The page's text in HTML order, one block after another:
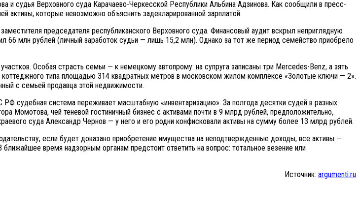
судья Верховного суда Карачаево-Черкесской Республики Альбина Адзинова. Как сообщили в пресс-
которые невозможно объяснить задекларированной зарплатой.
председателя республиканского Верховного суда. Финансовый аудит вскрыл неприглядную
66 млн рублей (личный заработок судьи — лишь 15,2 млн). Однако за тот же период семейство приобрело
Особая страсть семьи — к немецкому автопрому: на супруга записаны три Mercedes-Benz, а зять
коттеджного типа площадью 314 квадратных метров в московском жилом комплексе «Золотые ключи — 2».
с семьей продавца этой недвижимости.
судебная система переживает масштабную «инвентаризацию». За полгода десятки судей в разных
Момотова, чей теневой гостиничный бизнес с активами почти в 9 млрд рублей, предположительно,
суда Александр Чернов — у него и его родни конфисковали активы на сумму более 13 млрд рублей.
если будет доказано приобретение имущества на неподтвержденные доходы, все активы —
время надзорным органам предстоит ответить на вопрос: тотальное везение или
Источник: argumenti.ru